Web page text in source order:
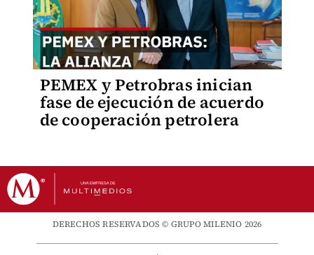
PEMEX y Petrobras inician
fase de ejecución de acuerdo
de cooperación petrolera
DERECHOS RESERVADOS © GRUPO MILENIO 2026